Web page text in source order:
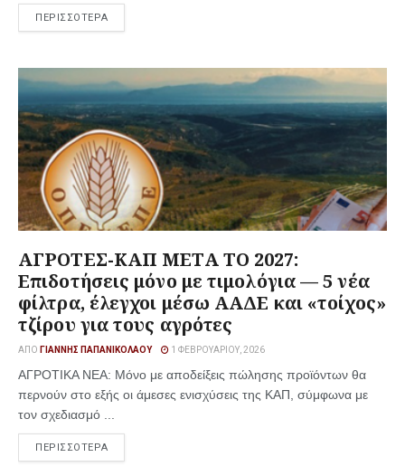
ΠΕΡΙΣΣΟΤΕΡΑ
ΑΓΡΟΤΕΣ-ΚΑΠ ΜΕΤΑ ΤΟ 2027:
Επιδοτήσεις μόνο με τιμολόγια — 5 νέα
φίλτρα, έλεγχοι μέσω ΑΑΔΕ και «τοίχος»
τζίρου για τους αγρότες
ΑΠΌ ΓΙΆΝΝΗΣ ΠΑΠΑΝΙΚΟΛΆΟΥ 1 ΦΕΒΡΟΥΑΡΊΟΥ, 2026
ΑΓΡΟΤΙΚΑ ΝΕΑ: Μόνο με αποδείξεις πώλησης προϊόντων θα
περνούν στο εξής οι άμεσες ενισχύσεις της ΚΑΠ, σύμφωνα με
τον σχεδιασμό ...
ΠΕΡΙΣΣΟΤΕΡΑ